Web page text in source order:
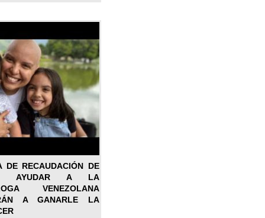
DE RECAUDACIÓN DE
AYUDAR A LA
VENEZOLANA
A GANARLE LA